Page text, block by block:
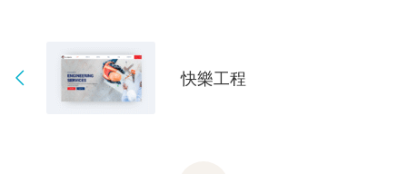
快樂工程